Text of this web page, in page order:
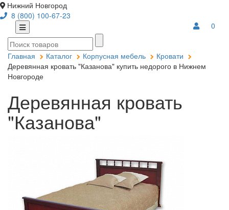
Нижний Новгород
8 (800) 100-67-23
0
Главная Каталог Корпусная мебель
Кровати
Деревянная кровать "Казанова" купить недорого в Нижнем
Новгороде
Деревянная кровать
"Казанова"